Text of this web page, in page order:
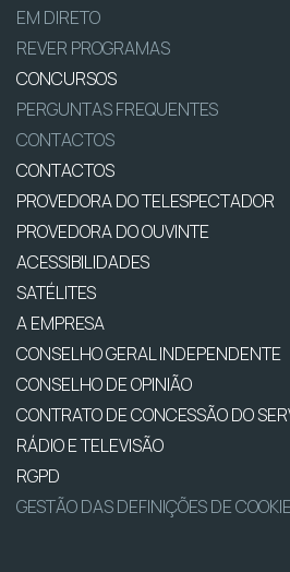
EM DIRETO
REVER PROGRAMAS
CONCURSOS
PERGUNTAS FREQUENTES
CONTACTOS
CONTACTOS
PROVEDORA DO TELESPECTADOR
PROVEDORA DO OUVINTE
ACESSIBILIDADES
SATÉLITES
A EMPRESA
CONSELHO GERAL INDEPENDENTE
CONSELHO DE OPINIÃO
CONTRATO DE CONCESSÃO DO
RÁDIO E TELEVISÃO
RGPD
GESTÃO DAS DEFINIÇÕES DE